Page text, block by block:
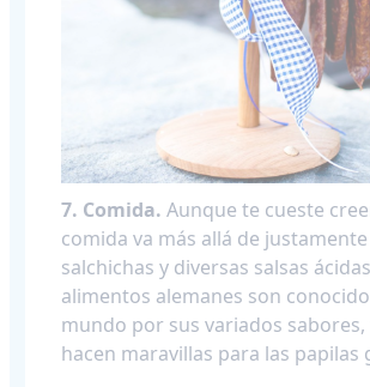
7. Comida. Aunque te cueste
comida va más allá de
salchichas y diversas salsas
alimentos alemanes son
mundo por sus variados
hacen maravillas para las papilas